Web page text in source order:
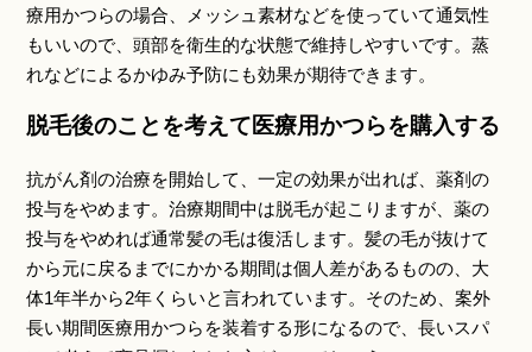
療用かつらの場合、メッシュ素材などを使っていて通気性
もいいので、頭部を衛生的な状態で維持しやすいです。蒸
れなどによるかゆみ予防にも効果が期待できます。
脱毛後のことを考えて医療用かつらを購入する
抗がん剤の治療を開始して、一定の効果が出れば、薬剤の
投与をやめます。治療期間中は脱毛が起こりますが、薬の
投与をやめれば通常髪の毛は復活します。髪の毛が抜けて
から元に戻るまでにかかる期間は個人差があるものの、大
体1年半から2年くらいと言われています。そのため、案外
長い期間医療用かつらを装着する形になるので、長いスパ